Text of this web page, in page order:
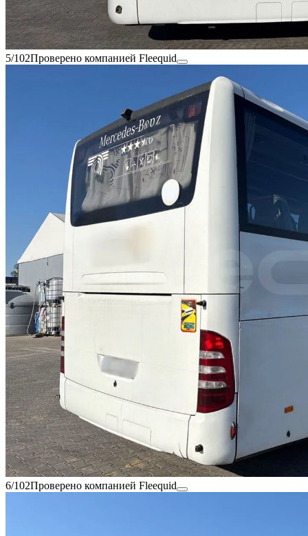
5/102Проверено компанией Fleequid
6/102Проверено компанией Fleequid